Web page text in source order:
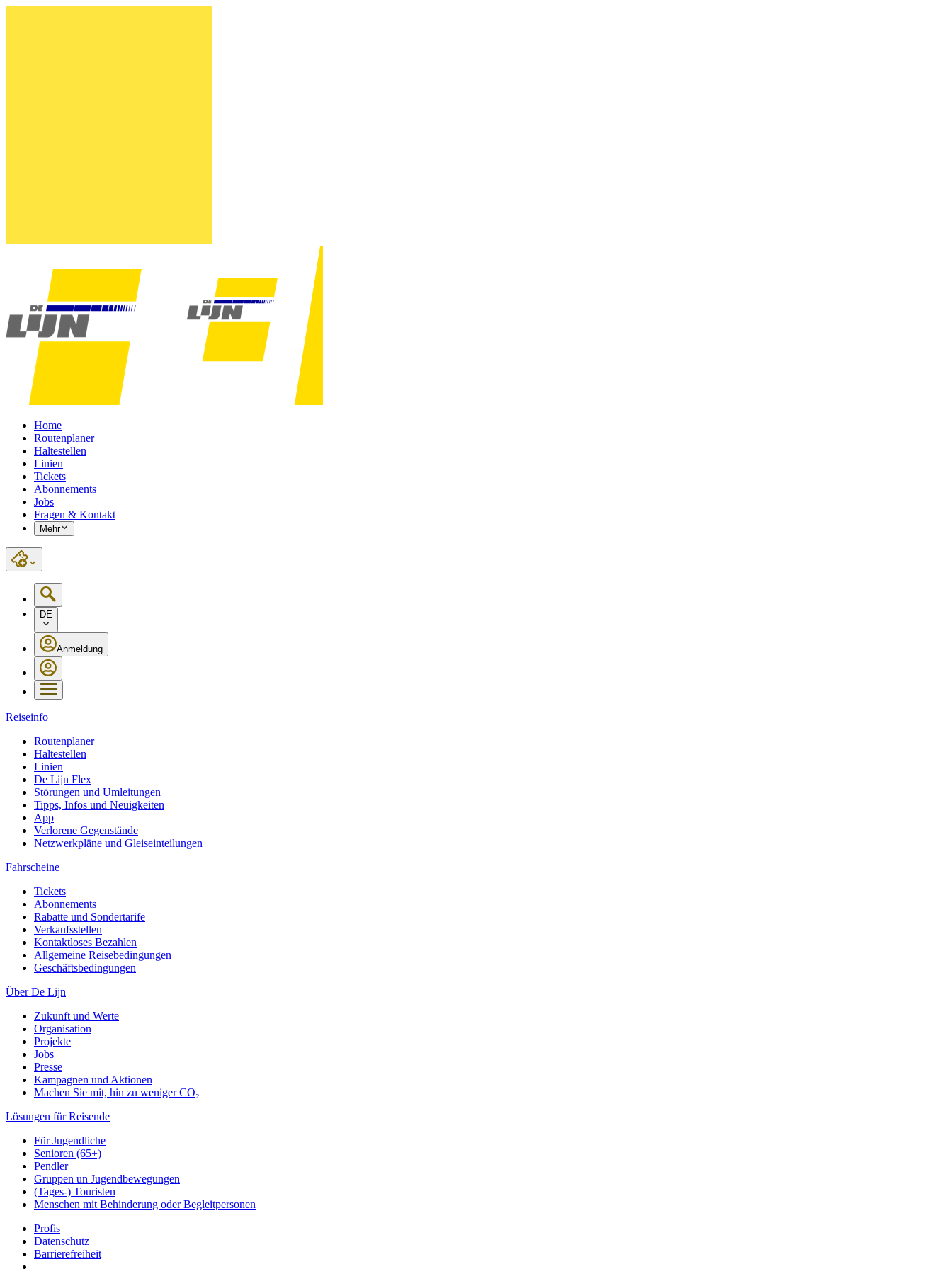
Home
Routenplaner
Haltestellen
Linien
Tickets
Abonnements
Jobs
Fragen & Kontakt
Mehr
DE
Anmeldung
Reiseinfo
Routenplaner
Haltestellen
Linien
De Lijn Flex
Störungen und Umleitungen
Tipps, Infos und Neuigkeiten
App
Verlorene Gegenstände
Netzwerkpläne und Gleiseinteilungen
Fahrscheine
Tickets
Abonnements
Rabatte und Sondertarife
Verkaufsstellen
Kontaktloses Bezahlen
Allgemeine Reisebedingungen
Geschäftsbedingungen
Über De Lijn
Zukunft und Werte
Organisation
Projekte
Jobs
Presse
Kampagnen und Aktionen
Machen Sie mit, hin zu weniger CO₂
Lösungen für Reisende
Für Jugendliche
Senioren (65+)
Pendler
Gruppen un Jugendbewegungen
(Tages-) Touristen
Menschen mit Behinderung oder Begleitpersonen
Profis
Datenschutz
Barrierefreiheit